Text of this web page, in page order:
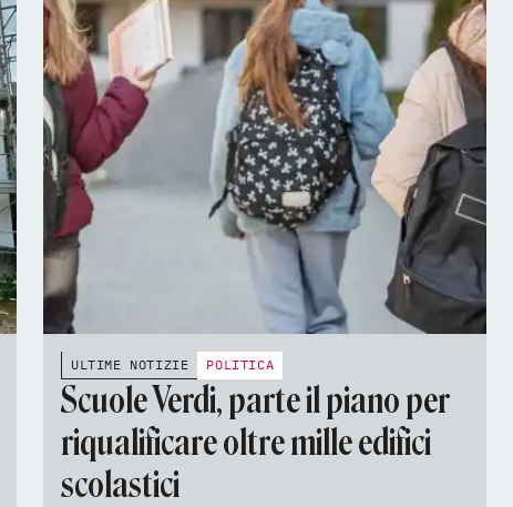
ULTIME NOTIZIE POLITICA
Scuole Verdi, parte il piano per
riqualificare oltre mille edifici
scolastici